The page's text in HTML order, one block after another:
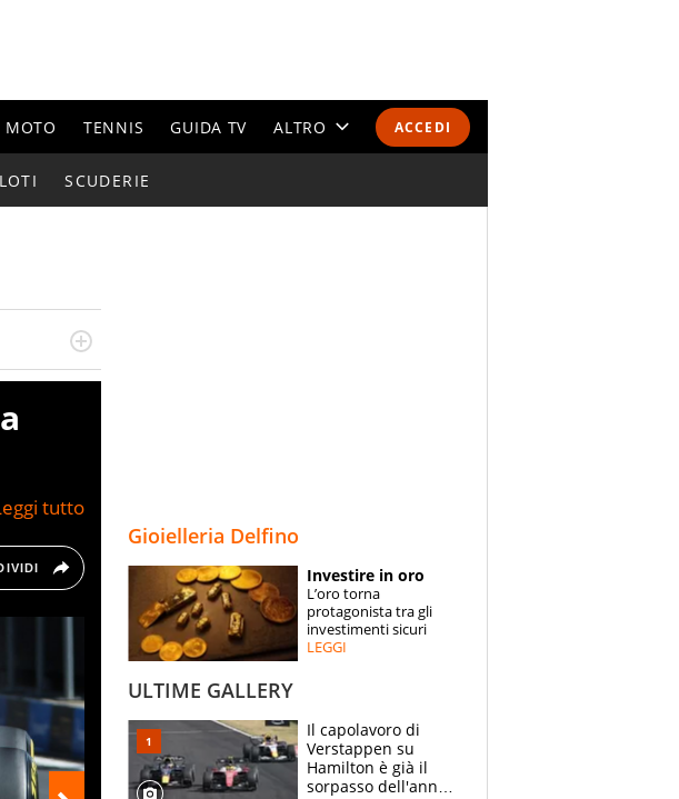
ACCEDI
MOTO TENNIS GUIDA TV ALTRO
ESPERTI
CONTATTI
SCUDERIE
derapa. E
Gran
Gioielleria Delfino
Investire in oro
L’oro torna
protagonista tra gli
investimenti sicuri
LEGGI
ULTIME GALLERY
Il capolavoro di
Verstappen su
Hamilton è già il
sorpasso dell'anno: